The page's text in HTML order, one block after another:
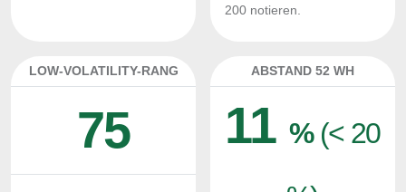
200 notieren.
LOW-VOLATILITY-RANG
75
ABSTAND 52 WH
11 % (< 20